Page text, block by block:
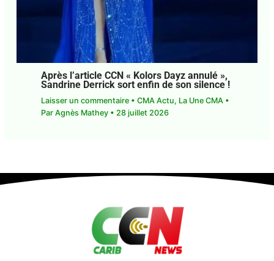
Après l’article CCN « Kolors Dayz
annulé », Sandrine Derrick sort enfin de
son silence !
Laisser un commentaire •CMA Actu
La Une CMA
• ParAgnès Mathey •28 juillet 2026